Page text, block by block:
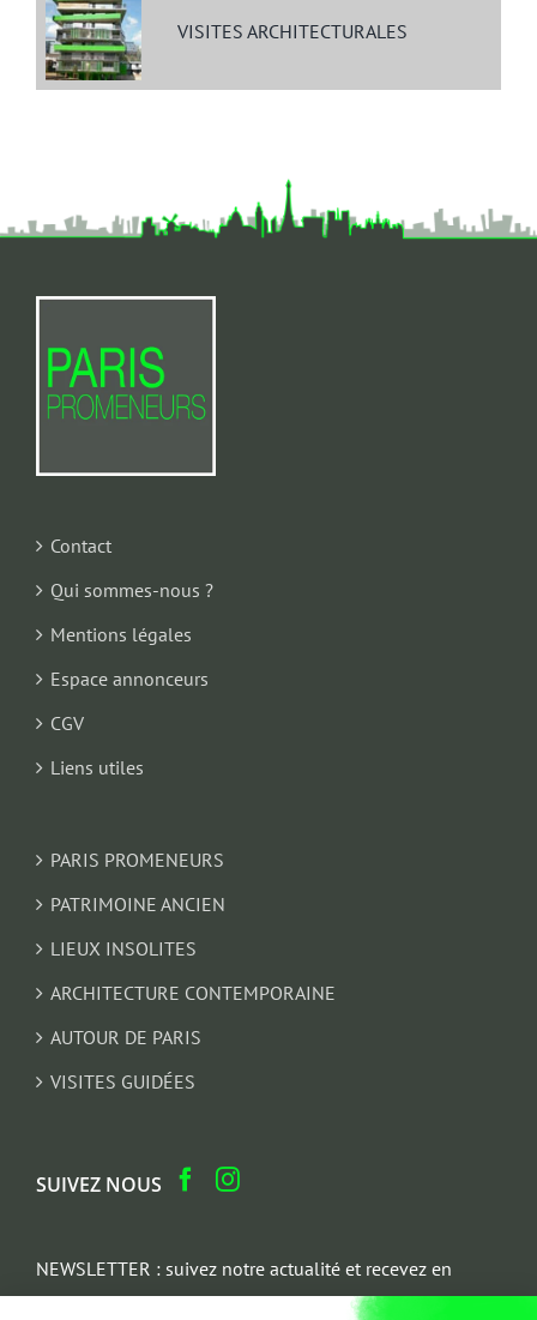
VISITES ARCHITECTURALES
Contact
Qui sommes-nous ?
Mentions légales
Espace annonceurs
CGV
Liens utiles
PARIS PROMENEURS
PATRIMOINE ANCIEN
LIEUX INSOLITES
ARCHITECTURE CONTEMPORAINE
AUTOUR DE PARIS
VISITES GUIDÉES
SUIVEZ NOUS
NEWSLETTER : suivez notre actualité et recevez en
cadeau un parcours architectural du Marais